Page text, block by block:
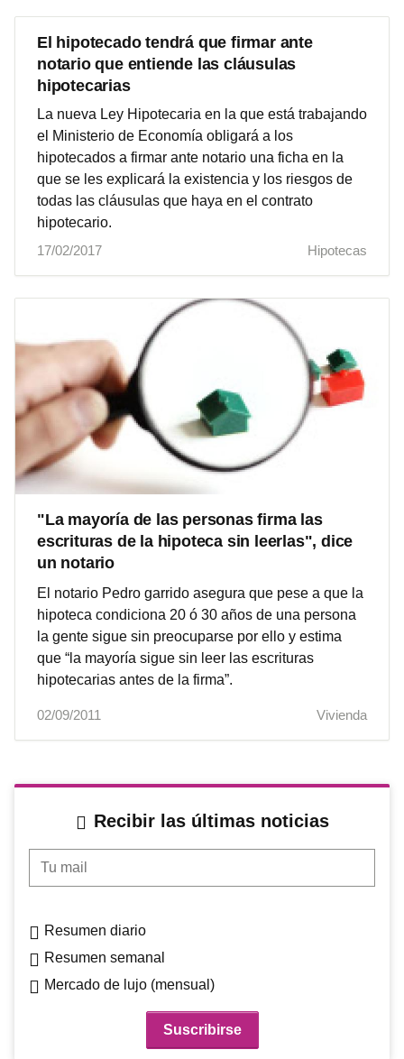
El hipotecado tendrá que firmar ante
notario que entiende las cláusulas
hipotecarias
La nueva Ley Hipotecaria en la que está trabajando
el Ministerio de Economía obligará a los
hipotecados a firmar ante notario una ficha en la
que se les explicará la existencia y los riesgos de
todas las cláusulas que haya en el contrato
hipotecario.
17/02/2017
Hipotecas
"La mayoría de las personas firma las
escrituras de la hipoteca sin leerlas", dice
un notario
El notario Pedro garrido asegura que pese a que la
hipoteca condiciona 20 ó 30 años de una persona
la gente sigue sin preocuparse por ello y estima
que “la mayoría sigue sin leer las escrituras
hipotecarias antes de la firma”.
02/09/2011 Vivienda
Recibir las últimas noticias
Tu mail
Resumen diario
Resumen semanal
Mercado de lujo (mensual)